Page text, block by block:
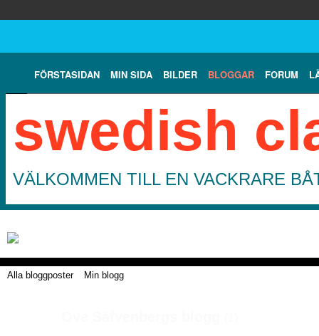
FÖRSTASIDAN MIN SIDA BILDER BLOGGAR FORUM
swedish
VÄLKOMMEN TILL EN VACKRARE
Alla bloggposter Min blogg